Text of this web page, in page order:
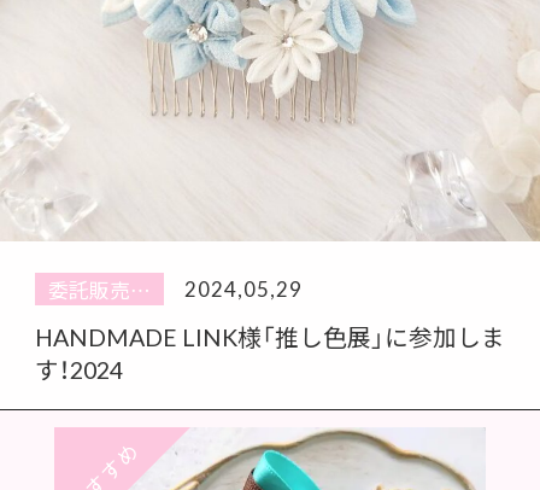
委託販売… 2024,05,05
cafe&gallery LUPOPO様にて委託開始！
活動休止に関するお知らせ
委託販売… 2024,05,29
HANDMADE LINK様「推し色展」に参加しま
す！2024
委託販売… 2024,05,05
cafe&gallery LUPOPO様にて委託開始！